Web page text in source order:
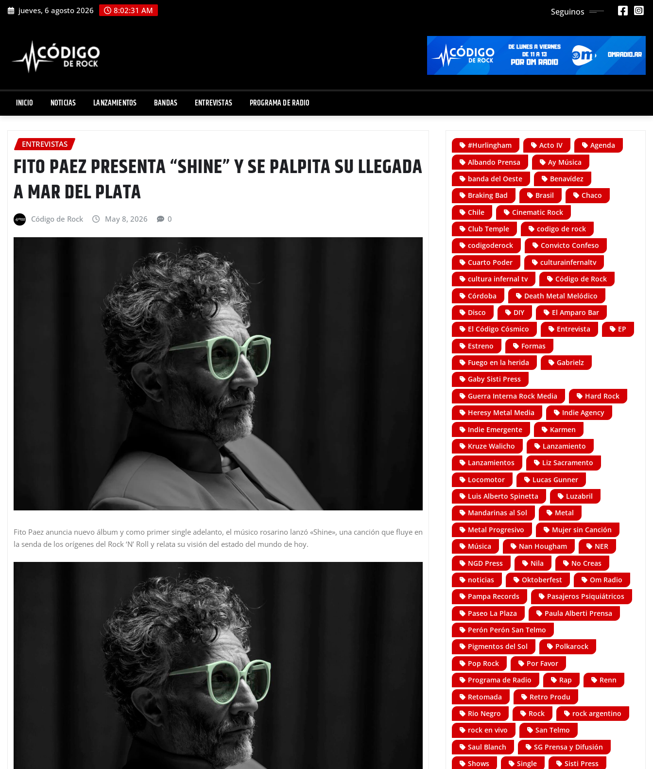
Saltar
jueves, 6 agosto 2026 8:02:32 AM Seguinos
INICIO NOTICIAS LANZAMIENTOS BANDAS ENTREVISTAS PROGRAMA DE RADIO
ENTREVISTAS
FITO PAEZ PRESENTA “SHINE” Y SE PALPITA SU LLEGADA
A MAR DEL PLATA
Código de Rock May 8, 2026 0
Fito Paez anuncia nuevo álbum y como primer single adelanto, el músico rosarino lanzó «Shine», una canción que fluye en
la senda de los orígenes del Rock ‘N’ Roll y relata su visión del estado del mundo de hoy.
#Hurlingham Acto IV
Agenda
Albando Prensa
Ay Música
banda del Oeste
Benavídez
Braking Bad
Brasil
Chaco
Chile
Cinematic Rock
Club Temple
codigo de rock
codigoderock
Convicto Confeso
Cuarto Poder
culturainfernaltv
cultura infernal tv
Código de Rock
Córdoba
Death Metal Melódico
Disco
DIY
El Amparo Bar
El Código Cósmico
Entrevista
EP
Estreno
Formas
Fuego en la herida
Gabrielz
Gaby Sisti Press
Guerra Interna Rock Media
Hard Rock
Heresy Metal Media
Indie Agency
Indie Emergente
Karmen
Kruze Walicho
Lanzamiento
Lanzamientos
Liz Sacramento
Locomotor
Lucas Gunner
Luis Alberto Spinetta
Luzabril
Mandarinas al Sol
Metal
Metal Progresivo
Mujer sin Canción
Música
Nan Hougham
NER
NGD Press
Nila
No Creas
noticias
Oktoberfest
Om Radio
Pampa Records
Pasajeros Psiquiátricos
Paseo La Plaza
Paula Alberti Prensa
Perón Perón San Telmo
Pigmentos del Sol
Polkarock
Pop Rock
Por Favor
Programa de Radio
Rap
Renn
Retomada
Retro Produ
Rio Negro
Rock
rock argentino
rock en vivo
San Telmo
Saul Blanch
SG Prensa y Difusión
Shows
Single
Sisti Press